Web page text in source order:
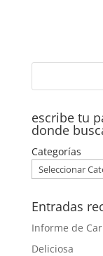
escribe tu
donde
Categorías
Entradas
Informe de
Deliciosa